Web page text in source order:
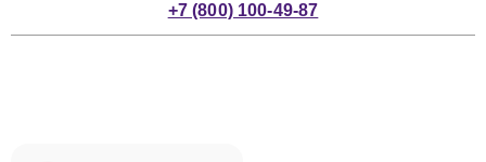
+7 (800) 100-49-87